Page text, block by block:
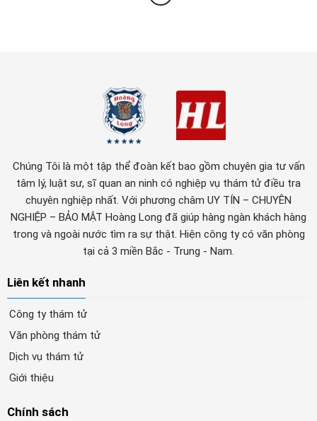
Chúng Tôi là một tập thể đoàn kết bao gồm chuyên gia tư vấn
tâm lý, luật sư, sĩ quan an ninh có nghiệp vụ thám tử điều tra
chuyên nghiệp nhất. Với phương châm UY TÍN – CHUYÊN
NGHIỆP – BẢO MẬT Hoàng Long đã giúp hàng ngàn khách hàng
trong và ngoài nước tìm ra sự thật. Hiện công ty có văn phòng
tại cả 3 miền Bắc - Trung - Nam.
Liên kết nhanh
Công ty thám tử
Văn phòng thám tử
Dịch vụ thám tử
Giới thiệu
Chính sách